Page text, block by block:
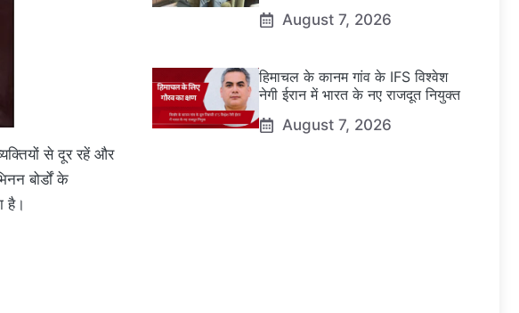
से दूर रहें और
बोर्डों के
है।
August 7, 2026
हिमाचल के कानम गांव के IFS विश्वेश
नेगी ईरान में भारत के नए राजदूत नियुक्त
August 7, 2026